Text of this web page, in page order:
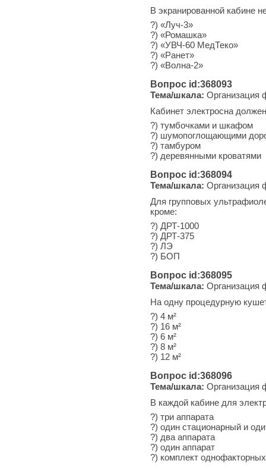
В экранированной кабине
?) «Луч-3»
?) «Ромашка»
?) «УВЧ-60 МедТеко»
?) «Ранет»
?) «Волна-2»
Вопрос id:368093
Тема/шкала: Организация
Кабинет электросна
?) тумбочками и шкафом
?) шумопоглощающими
?) тамбуром
?) деревянными кроватями
Вопрос id:368094
Тема/шкала: Организация
Для групповых
кроме:
?) ДРТ-1000
?) ДРТ-375
?) ЛЭ
?) БОП
Вопрос id:368095
Тема/шкала: Организация
На одну процедурную
?) 4 м²
?) 16 м²
?) 6 м²
?) 8 м²
?) 12 м²
Вопрос id:368096
Тема/шкала: Организация
В каждой кабине для
?) три аппарата
?) один стационарный и
?) два аппарата
?) один аппарат
?) комплект